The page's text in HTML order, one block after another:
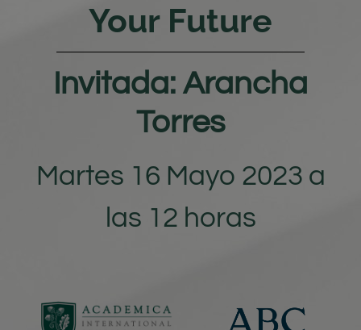
Your Future
Invitada: Arancha
Torres
Martes 16 Mayo 2023 a
las 12 horas